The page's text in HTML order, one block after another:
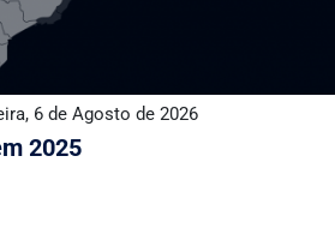
6 de Agosto de 2026
2025